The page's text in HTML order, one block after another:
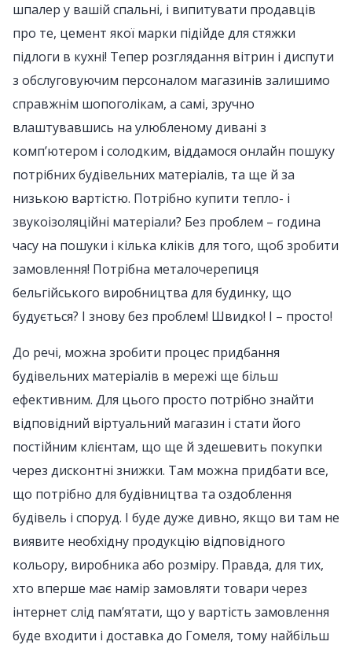
шпалер у вашій спальні, і випитувати продавців
про те, цемент якої марки підійде для стяжки
підлоги в кухні! Тепер розглядання вітрин і диспути
з обслуговуючим персоналом магазинів залишимо
справжнім шопоголікам, а самі, зручно
влаштувавшись на улюбленому дивані з
комп’ютером і солодким, віддамося онлайн пошуку
потрібних будівельних матеріалів, та ще й за
низькою вартістю. Потрібно купити тепло- і
звукоізоляційні матеріали? Без проблем – година
часу на пошуки і кілька кліків для того, щоб зробити
замовлення! Потрібна металочерепиця
бельгійського виробництва для будинку, що
будується? І знову без проблем! Швидко! І – просто!
До речі, можна зробити процес придбання
будівельних матеріалів в мережі ще більш
ефективним. Для цього просто потрібно знайти
відповідний віртуальний магазин і стати його
постійним клієнтам, що ще й здешевить покупки
через дисконтні знижки. Там можна придбати все,
що потрібно для будівництва та оздоблення
будівель і споруд. І буде дуже дивно, якщо ви там не
виявите необхідну продукцію відповідного
кольору, виробника або розміру. Правда, для тих,
хто вперше має намір замовляти товари через
інтернет слід пам’ятати, що у вартість замовлення
буде входити і доставка до Гомеля, тому найбільш